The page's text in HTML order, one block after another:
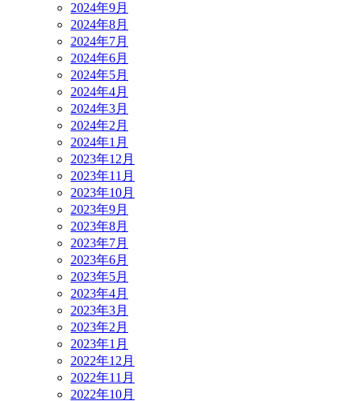
2024年9月
2024年8月
2024年7月
2024年6月
2024年5月
2024年4月
2024年3月
2024年2月
2024年1月
2023年12月
2023年11月
2023年10月
2023年9月
2023年8月
2023年7月
2023年6月
2023年5月
2023年4月
2023年3月
2023年2月
2023年1月
2022年12月
2022年11月
2022年10月